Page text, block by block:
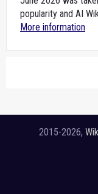
popularity and AI
More information
2015-2026,